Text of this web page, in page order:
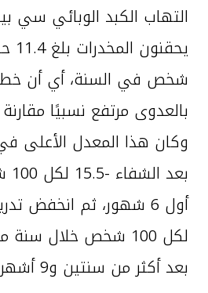
التهاب الكبد الوبائي سي
شخص في السنة، أي أن خطر
بالعدوى مرتفع نسبيًا
وكان هذا المعدل الأعلى
لكل 100 شخص خلال
بعد أكثر من سنتين و9 أشهر من المتابعة.